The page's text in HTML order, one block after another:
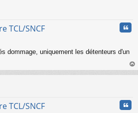
TCL/SNCF
dommage, uniquement les détenteurs d'un
au
TCL/SNCF